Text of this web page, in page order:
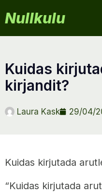
Nullkulu
kuidas kirjutada arutlevat
kirjandit?
Laura Kask 29/04/
Kuidas kirjutada
“Kuidas kirjutada